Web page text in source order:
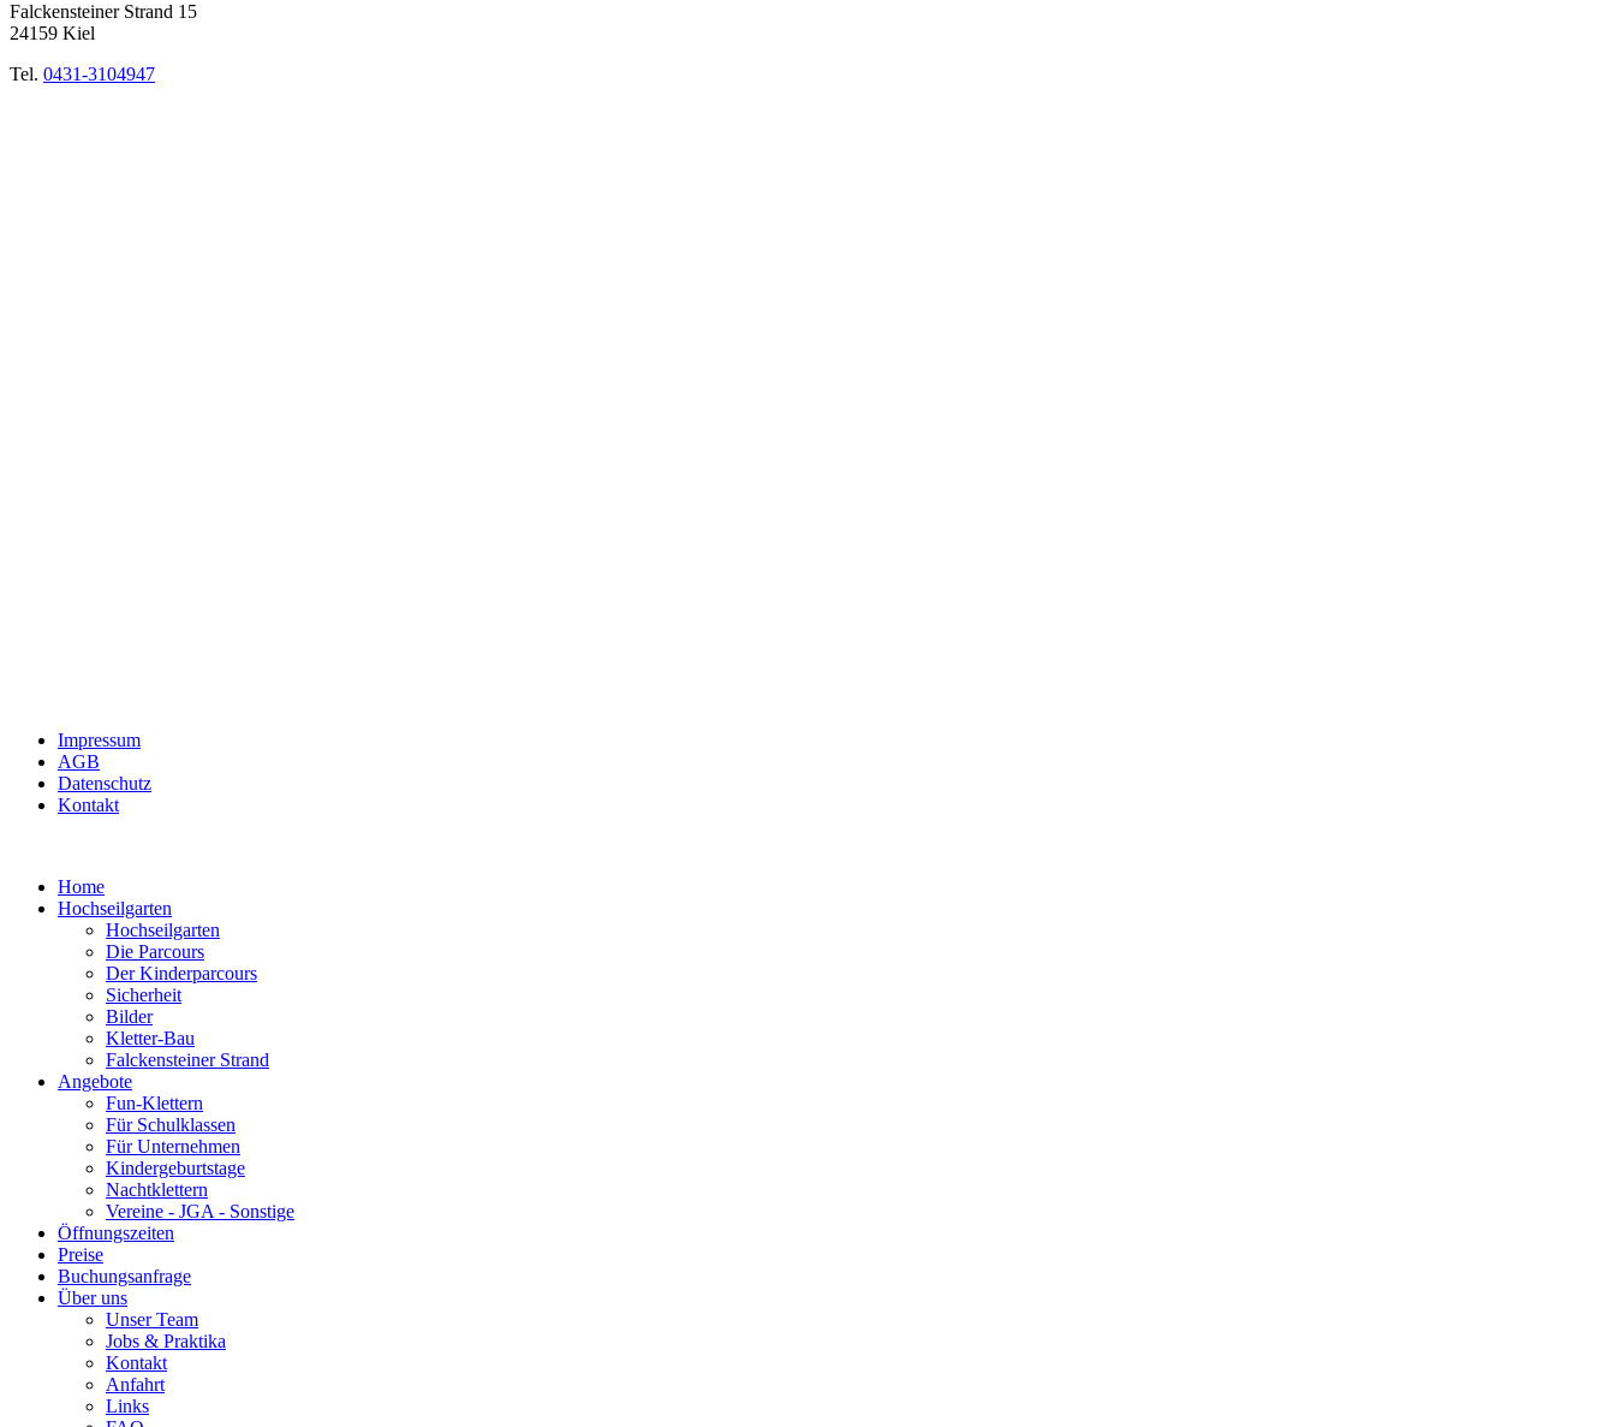
Falckensteiner Strand 15
24159 Kiel
Tel. 0431-3104947
Impressum
AGB
Datenschutz
Kontakt
Home
Hochseilgarten
Hochseilgarten
Die Parcours
Der Kinderparcours
Sicherheit
Bilder
Kletter-Bau
Falckensteiner Strand
Angebote
Fun-Klettern
Für Schulklassen
Für Unternehmen
Kindergeburtstage
Nachtklettern
Vereine - JGA - Sonstige
Öffnungszeiten
Preise
Buchungsanfrage
Über uns
Unser Team
Jobs & Praktika
Kontakt
Anfahrt
Links